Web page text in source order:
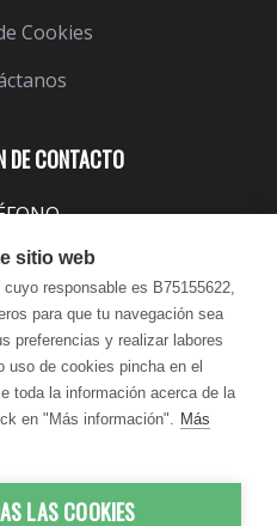
DE CONTACTO
- 18:30
- 17:30
Cookies
sitio web
responsable es B75155622,
para que tu navegación sea
preferencias y realizar labores
de cookies pincha en el
toda la información acerca de la
en "Más información". Más
LAS COOKIES